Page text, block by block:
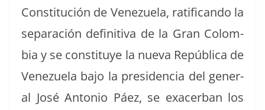
Con­sti­tu­ción de Venezuela, rat­i­f­i­can­do la
sep­a­ración defin­i­ti­va de la Gran Colom­
bia y se con­sti­tuye la nue­va Repúbli­ca de
Venezuela bajo la pres­i­den­cia del gen­er­
al José Anto­nio Páez, se exac­er­ban los